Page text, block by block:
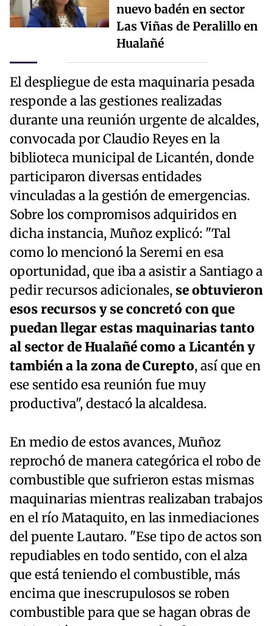
nuevo badén en sector
Las Viñas de Peralillo en
Hualañé
El despliegue de esta maquinaria pesada
responde a las gestiones realizadas
durante una reunión urgente de alcaldes,
convocada por Claudio Reyes en la
biblioteca municipal de Licantén, donde
participaron diversas entidades
vinculadas a la gestión de emergencias.
Sobre los compromisos adquiridos en
dicha instancia, Muñoz explicó: "Tal
como lo mencionó la Seremi en esa
oportunidad, que iba a asistir a Santiago a
pedir recursos adicionales, se obtuvieron
esos recursos y se concretó con que
puedan llegar estas maquinarias tanto
al sector de Hualañé como a Licantén y
también a la zona de Curepto, así que en
ese sentido esa reunión fue muy
productiva", destacó la alcaldesa.
En medio de estos avances, Muñoz
reprochó de manera categórica el robo de
combustible que sufrieron estas mismas
maquinarias mientras realizaban trabajos
en el río Mataquito, en las inmediaciones
del puente Lautaro. "Ese tipo de actos son
repudiables en todo sentido, con el alza
que está teniendo el combustible, más
encima que inescrupulosos se roben
combustible para que se hagan obras de